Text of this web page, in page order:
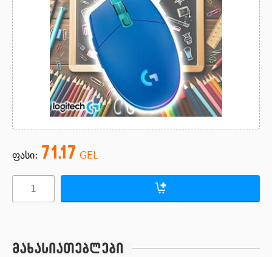
ფასი: 71.17 GEL
მახასიათებლები